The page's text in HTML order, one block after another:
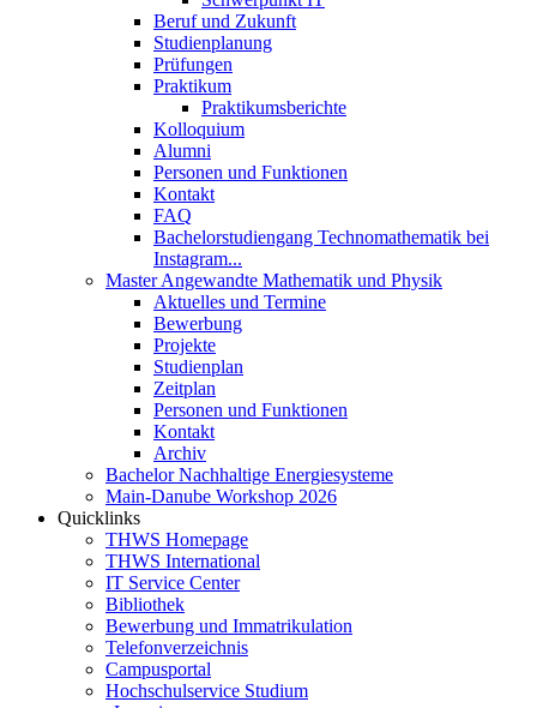
Beruf und Zukunft
Studienplanung
Prüfungen
Praktikum
Praktikumsberichte
Kolloquium
Alumni
Personen und Funktionen
Kontakt
FAQ
Bachelorstudiengang Technomathematik bei
Instagram...
Master Angewandte Mathematik und Physik
Aktuelles und Termine
Bewerbung
Projekte
Studienplan
Zeitplan
Personen und Funktionen
Kontakt
Archiv
Bachelor Nachhaltige Energiesysteme
Main-Danube Workshop 2026
Quicklinks
THWS Homepage
THWS International
IT Service Center
Bibliothek
Bewerbung und Immatrikulation
Telefonverzeichnis
Campusportal
Hochschulservice Studium